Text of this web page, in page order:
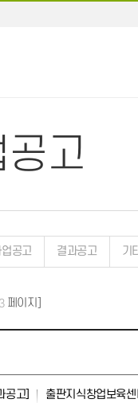
고
공고 결과공고 기
페이지]
공고] 출판지식창업보육